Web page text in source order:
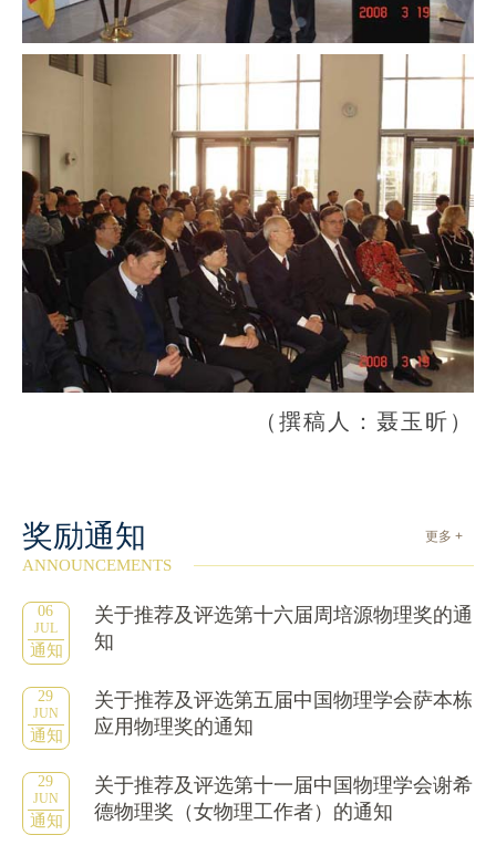
（撰稿人：聂玉昕）
奖励通知 更多 +
ANNOUNCEMENTS
06
JUL
通知
关于推荐及评选第十六届周培源物理奖的通
知
29
JUN
通知
关于推荐及评选第五届中国物理学会萨本栋
应用物理奖的通知
29
JUN
通知
关于推荐及评选第十一届中国物理学会谢希
德物理奖（女物理工作者）的通知